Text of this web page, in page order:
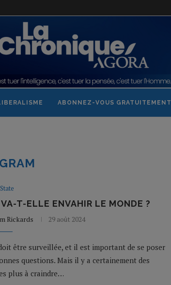
ABONNEZ-VOUS GRATUITEMENT
VA-T-ELLE ENVAHIR LE MONDE ?
Rickards 29 août 2024
être surveillée, et il est important de se poser
questions. Mais il y a certainement des
plus à craindre…